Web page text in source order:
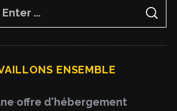
S
A
C
ENSEMBLE
offre d'hébergement